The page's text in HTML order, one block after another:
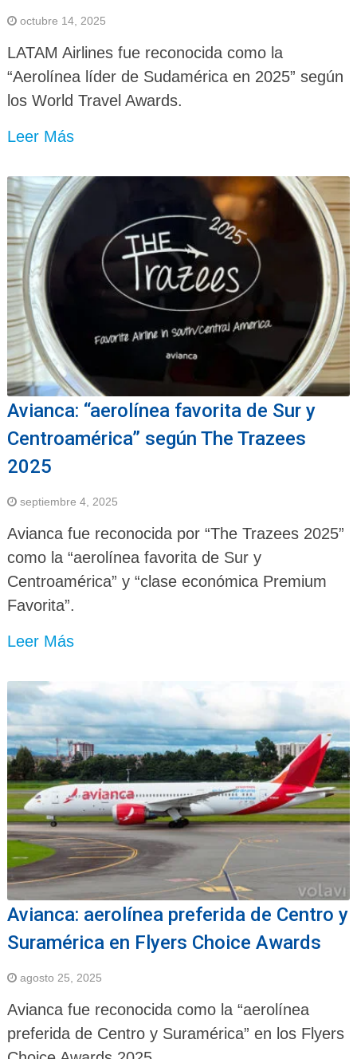
octubre 14, 2025
LATAM Airlines fue reconocida como la
“Aerolínea líder de Sudamérica en 2025” según
los World Travel Awards.
Leer Más
Avianca: “aerolínea favorita de Sur y
Centroamérica” según The Trazees
2025
septiembre 4, 2025
Avianca fue reconocida por “The Trazees 2025”
como la “aerolínea favorita de Sur y
Centroamérica” y “clase económica Premium
Favorita”.
Leer Más
Avianca: aerolínea preferida de Centro y
Suramérica en Flyers Choice Awards
agosto 25, 2025
Avianca fue reconocida como la “aerolínea
preferida de Centro y Suramérica” en los Flyers